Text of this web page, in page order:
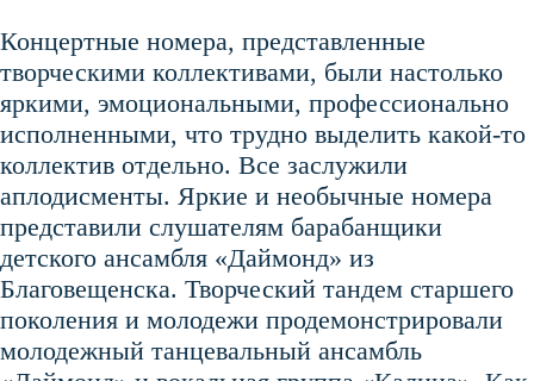
Концертные номера, представленные
творческими коллективами, были настолько
яркими, эмоциональными, профессионально
исполненными, что трудно выделить какой-то
коллектив отдельно. Все заслужили
аплодисменты. Яркие и необычные номера
представили слушателям барабанщики
детского ансамбля «Даймонд» из
Благовещенска. Творческий тандем старшего
поколения и молодежи продемонстрировали
молодежный танцевальный ансамбль